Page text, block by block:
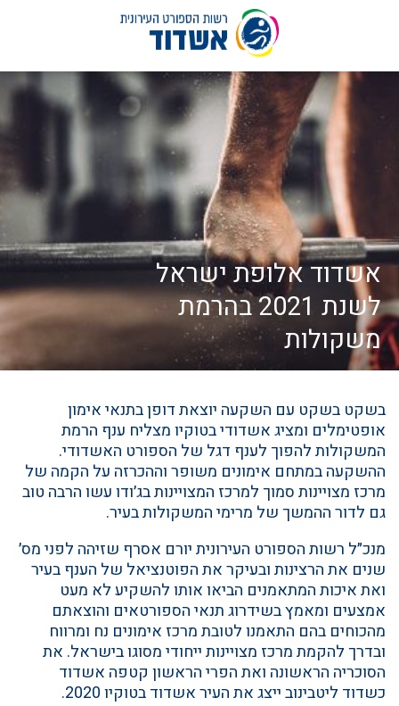
אשדוד אלופת ישראל
לשנת 2021 בהרמת
משקולות
בשקט בשקט עם השקעה יוצאת דופן בתנאי אימון
אופטימלים ומציג אשדודי בטוקיו מצליח ענף הרמת
המשקולות להפוך לענף דגל של הספורט האשדודי.
ההשקעה במתחם אימונים משופר וההכרזה על הקמה של
מרכז מצויינות סמוך למרכז המצויינות בג׳ודו עשו הרבה טוב
גם לדור ההמשך של מרימי המשקולות בעיר.
מנכ״ל רשות הספורט העירונית יורם אסרף שזיהה לפני מס׳
שנים את הרצינות ובעיקר את הפוטנציאל של הענף בעיר
ואת איכות המתאמנים הביאו אותו להשקיע לא מעט
אמצעים ומאמץ בשידרוג תנאי הספורטאים והוצאתם
מהכוחים בהם התאמנו לטובת מרכז אימונים נח ומרווח
ובדרך להקמת מרכז מצויינות ייחודי מסוגו בישראל. את
הסוכריה הראשונה ואת הפרי הראשון קטפה אשדוד
כשדוד ליטבינוב ייצג את העיר אשדוד בטוקיו 2020.